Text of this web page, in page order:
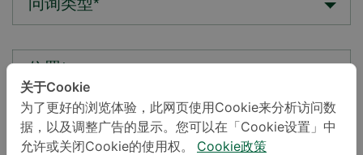
问询类型*
您的疑问*
关于Cookie
为了更好的浏览体验，此网页使用Cookie来分析访问数
据，以及调整广告的显示。您可以在「Cookie设置」中
允许或关闭Cookie的使用权。
Cookie政策